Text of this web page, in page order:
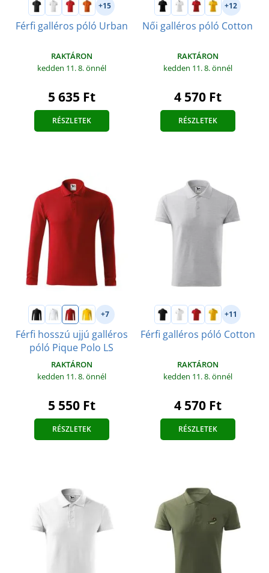
+15
Férfi galléros póló Urban
RAKTÁRON
kedden 11. 8.önnél
5 635 Ft
RÉSZLETEK
+12
Női galléros póló Cotton
RAKTÁRON
kedden 11. 8.önnél
4 570 Ft
RÉSZLETEK
+7
Férfi hosszú ujjú galléros
póló Pique Polo LS
RAKTÁRON
kedden 11. 8.önnél
5 550 Ft
RÉSZLETEK
+11
Férfi galléros póló Cotton
RAKTÁRON
kedden 11. 8.önnél
4 570 Ft
RÉSZLETEK